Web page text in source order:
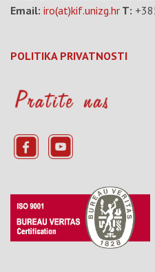
Email: iro(at)kif.unizg.hr T:
POLITIKA PRIVATNOSTI